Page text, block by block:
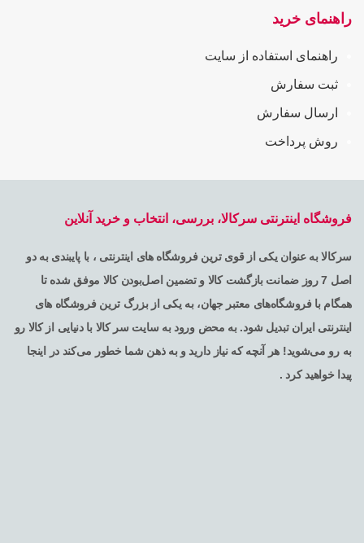
راهنمای خرید
راهنمای استفاده از سایت
ثبت سفارش
ارسال سفارش
روش پرداخت
فروشگاه اینترنتی سرکالا، بررسی، انتخاب و خرید آنلاین
سرکالا به عنوان یکی از قوی ترین فروشگاه های اینترنتی ، با پایبندی به دو
اصل 7 روز ضمانت بازگشت کالا و تضمین اصل‌بودن کالا موفق شده تا
همگام با فروشگاه‌های معتبر جهان، به یکی از بزرگ ترین فروشگاه های
اینترنتی ایران تبدیل شود. به محض ورود به سایت سر کالا با دنیایی از کالا رو
به رو می‌شوید! هر آنچه که نیاز دارید و به ذهن شما خطور می‌کند در اینجا
پیدا خواهید کرد .